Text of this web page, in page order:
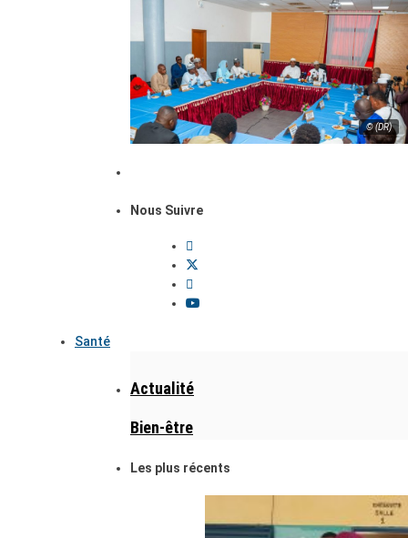
© (DR)
Nous Suivre
Santé
Actualité
Bien-être
Les plus récents